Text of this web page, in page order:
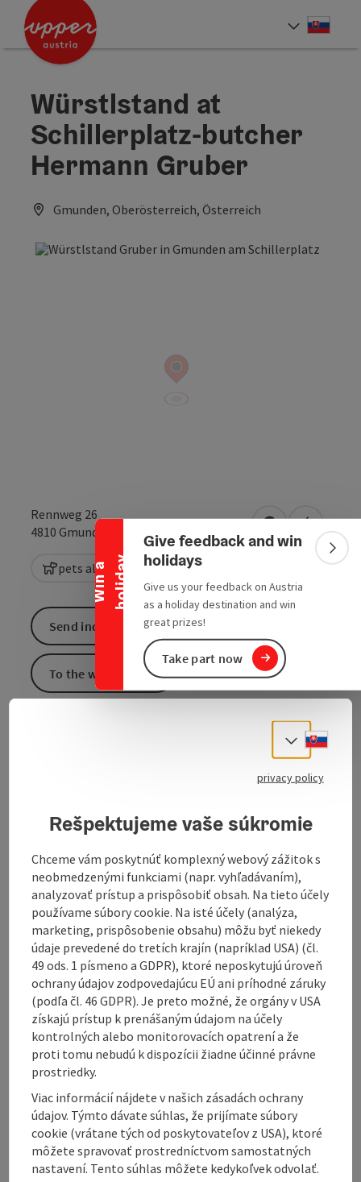
Accesskey
Accesskey
W
i
n
a
h
o
l
i
d
a y
Collapse banner
Give feedback and win
holidays
Give us your feedback on Austria
as a holiday destination and win
great prizes!
Take part now
Würstlstand at
Schillerplatz-butcher
Hermann Gruber
Gmunden, Oberösterreich, Österreich
Rennweg 26
4810 Gmunden open inOpen in
pets allowed
At the town hall square in Gmunden, very central,
"Gruber`s Scharfe" is known and loved by the people
of Gmunden as a typical snack. Take a look, the
sausage stand is open daily until 6 pm!
Contact
Opening hours
Kitchen
Arrival
Suitability
Send inquiry
To the website
Select
privacy policy
Rešpektujeme vaše súkromie
Chceme vám poskytnúť komplexný webový zážitok s
neobmedzenými funkciami (napr. vyhľadávaním),
analyzovať prístup a prispôsobiť obsah. Na tieto účely
používame súbory cookie. Na isté účely (analýza,
marketing, prispôsobenie obsahu) môžu byť niekedy
údaje prevedené do tretích krajín (napríklad USA) (čl.
49 ods. 1 písmeno a GDPR), ktoré neposkytujú úroveň
ochrany údajov zodpovedajúcu EÚ ani príhodné záruky
(podľa čl. 46 GDPR). Je preto možné, že orgány v USA
získajú prístup k prenášaným údajom na účely
kontrolných alebo monitorovacích opatrení a že
proti tomu nebudú k dispozícii žiadne účinné právne
prostriedky.
Viac informácií nájdete v našich zásadách ochrany
údajov. Týmto dávate súhlas, že prijímate súbory
cookie (vrátane tých od poskytovateľov z USA), ktoré
môžete spravovať prostredníctvom samostatných
nastavení. Tento súhlas môžete kedykoľvek odvolať.